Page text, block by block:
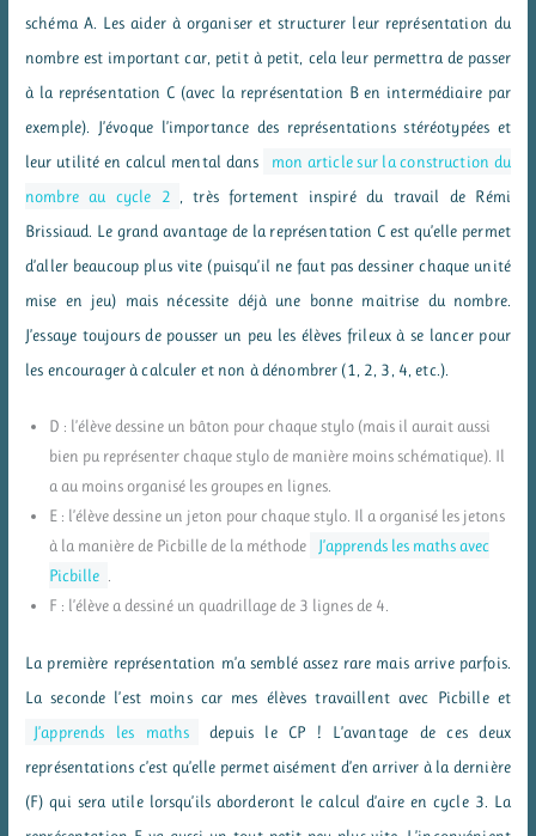
schéma A. Les aider à organiser et structurer leur représentation du
nombre est important car, petit à petit, cela leur permettra de passer
à la représentation C (avec la représentation B en intermédiaire par
exemple). J’évoque l’importance des représentations stéréotypées et
leur utilité en calcul mental dans
mon article sur la construction du
nombre au cycle 2 , très fortement inspiré du travail de Rémi
Brissiaud. Le grand avantage de la représentation C est qu’elle permet
d’aller beaucoup plus vite (puisqu’il ne faut pas dessiner chaque unité
mise en jeu) mais nécessite déjà une bonne maitrise du nombre.
J’essaye toujours de pousser un peu les élèves frileux à se lancer pour
les encourager à calculer et non à dénombrer (1, 2, 3, 4, etc.).
D : l’élève dessine un bâton pour chaque stylo (mais il aurait aussi
bien pu représenter chaque stylo de manière moins schématique). Il
a au moins organisé les groupes en lignes.
E : l’élève dessine un jeton pour chaque stylo. Il a organisé les jetons
à la manière de Picbille de la méthode
J’apprends les maths avec
Picbille .
F : l’élève a dessiné un quadrillage de 3 lignes de 4.
La première représentation m’a semblé assez rare mais arrive parfois.
La seconde l’est moins car mes élèves travaillent avec Picbille et
J’apprends les maths
depuis le CP ! L’avantage de ces deux
représentations c’est qu’elle permet aisément d’en arriver à la dernière
(F) qui sera utile lorsqu’ils aborderont le calcul d’aire en cycle 3. La